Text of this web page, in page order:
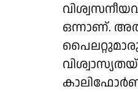
ഒന്നാണ്.